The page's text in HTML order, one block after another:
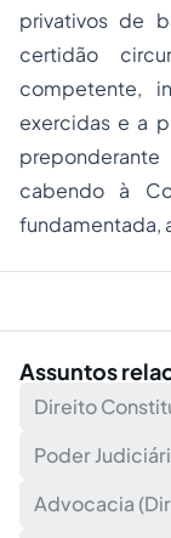
privativos de
certidão
competente,
exercidas e a
cabendo à
fundamentada,
Assuntos
Direito
Poder
Advocacia